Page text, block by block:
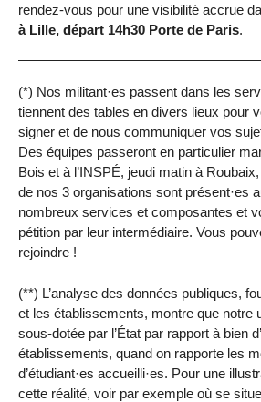
rendez-vous pour une visibilité accrue
à Lille, départ 14h30 Porte de Paris.
(*) Nos militant·es passent dans les
tiennent des tables en divers lieux pour
signer et de nous communiquer vos
Des équipes passeront en particulier
Bois et à l’INSPÉ, jeudi matin à
de nos 3 organisations sont présent·es
nombreux services et composantes et
pétition par leur intermédiaire. Vous
rejoindre !
(**) L’analyse des données publiques,
et les établissements, montre que notre
sous-dotée par l’État par rapport à bien
établissements, quand on rapporte les
d’étudiant·es accueilli·es. Pour une
cette réalité, voir par exemple où se